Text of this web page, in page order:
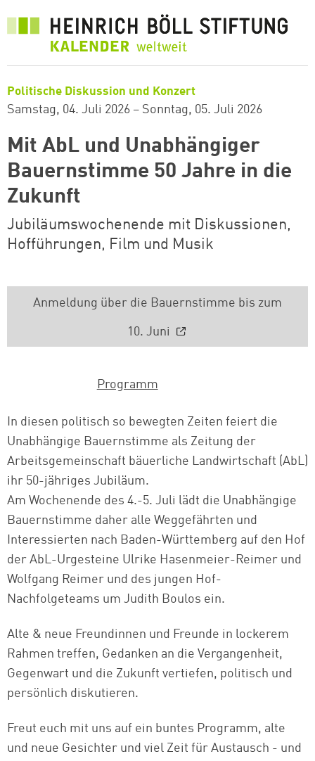
Politische Diskussion und Konzert
Samstag, 04. Juli 2026 – Sonntag, 05. Juli 2026
Mit AbL und Unabhängiger
Bauernstimme 50 Jahre in die
Zukunft
Jubiläumswochenende mit Diskussionen,
Hofführungen, Film und Musik
Anmeldung über die Bauernstimme bis zum
10. Juni
Programm
In diesen politisch so bewegten Zeiten feiert die
Unabhängige Bauernstimme als Zeitung der
Arbeitsgemeinschaft bäuerliche Landwirtschaft (AbL)
ihr 50-jähriges Jubiläum.
Am Wochenende des 4.-5. Juli lädt die Unabhängige
Bauernstimme daher alle Weggefährten und
Interessierten nach Baden-Württemberg auf den Hof
der AbL-Urgesteine Ulrike Hasenmeier-Reimer und
Wolfgang Reimer und des jungen Hof-
Nachfolgeteams um Judith Boulos ein.
Alte & neue Freundinnen und Freunde in lockerem
Rahmen treffen, Gedanken an die Vergangenheit,
Gegenwart und die Zukunft vertiefen, politisch und
persönlich diskutieren.
Freut euch mit uns auf ein buntes Programm, alte
und neue Gesichter und viel Zeit für Austausch - und